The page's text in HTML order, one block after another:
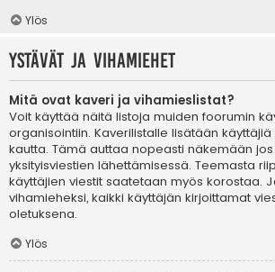
Ylös
Ystävät ja vihamiehet
Mitä ovat kaveri ja vihamieslistat?
Voit käyttää näitä listoja muiden foorumin
organisointiin. Kaverilistalle lisätään
kautta. Tämä auttaa nopeasti näkemään
yksityisviestien lähettämisessä. Teemasta
käyttäjien viestit saatetaan myös korostaa.
vihamieheksi, kaikki käyttäjän kirjoittamat
oletuksena.
Ylös